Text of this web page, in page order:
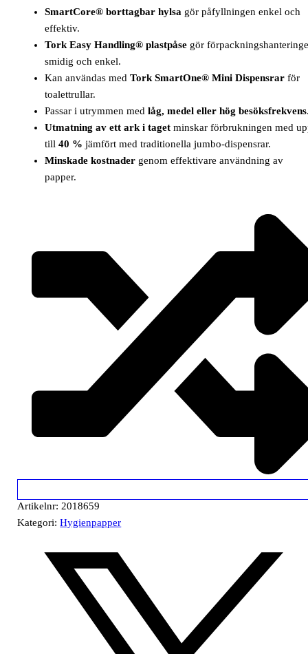
SmartCore® borttagbar hylsa gör påfyllningen enkel och
effektiv.
Tork Easy Handling® plastpåse gör
smidig och enkel.
Kan användas medTork SmartOne® Mini Dispensrar för
toalettrullar.
Passar i utrymmen medlåg, medel eller hög besöksfrekvens
Utmatning av ett ark i taget minskar förbrukningen med
till40 % jämfört med traditionella jumbo-dispensrar.
Minskade kostnader genom effektivare användning av
papper.
Artikelnr: 2018659
Kategori:Hygienpapper